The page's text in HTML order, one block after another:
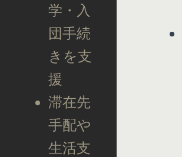
学・入
団手続
きを支
援
滞在先
手配や
生活支